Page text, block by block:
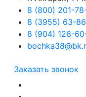
8 (800) 201-
8 (3955) 63-
8 (904) 126-
Заказать звонок